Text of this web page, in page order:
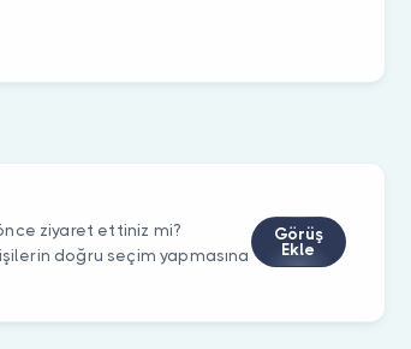
önce ziyaret ettiniz mi?
doğru seçim yapmasına
Görüş
Ekle